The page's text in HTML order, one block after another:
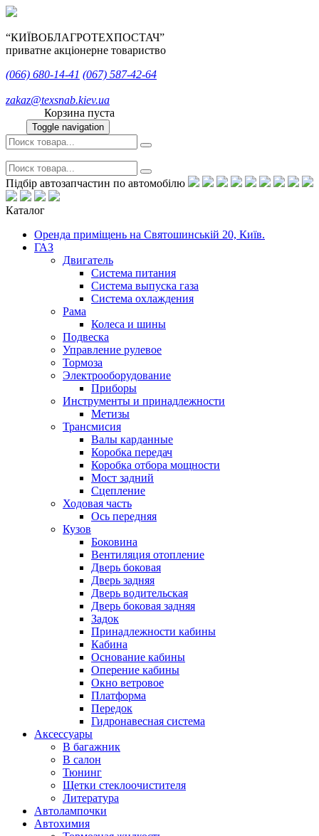
“КИЇВОБЛАГРОТЕХПОСТАЧ”
приватне акціонерне товариство
(066) 680-14-41 (067) 587-42-64
zakaz@texsnab.kiev.ua
Корзина пуста
Toggle navigation
Підбір автозапчастин по автомобілю
Каталог
Оренда приміщень на Святошинській 20, Київ.
ГАЗ
Двигатель
Система питания
Система выпуска газа
Система охлаждения
Рама
Колеса и шины
Подвеска
Управление рулевое
Тормоза
Электрооборудование
Приборы
Инструменты и принадлежности
Метизы
Трансмисия
Валы карданные
Коробка передач
Коробка отбора мощности
Мост задний
Сцепление
Ходовая часть
Ось передняя
Кузов
Боковина
Вентиляция отопление
Дверь боковая
Дверь задняя
Дверь водительская
Дверь боковая задняя
Задок
Принадлежности кабины
Кабина
Основание кабины
Оперение кабины
Окно ветровое
Платформа
Передок
Гидронавесная система
Аксессуары
В багажник
В салон
Тюнинг
Щетки стеклоочистителя
Литература
Автолампочки
Автохимия